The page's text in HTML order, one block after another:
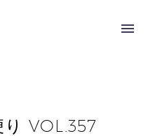
VOL.357